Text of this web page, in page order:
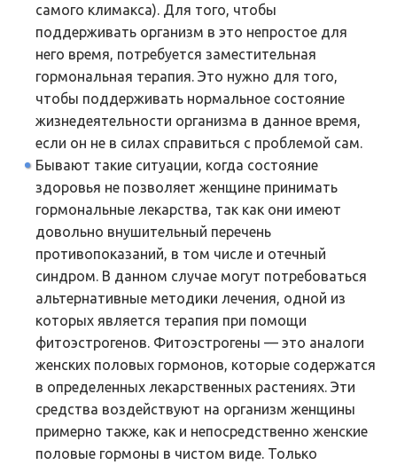
самого климакса). Для того, чтобы
поддерживать организм в это непростое для
него время, потребуется заместительная
гормональная терапия. Это нужно для того,
чтобы поддерживать нормальное состояние
жизнедеятельности организма в данное время,
если он не в силах справиться с проблемой сам.
Бывают такие ситуации, когда состояние
здоровья не позволяет женщине принимать
гормональные лекарства, так как они имеют
довольно внушительный перечень
противопоказаний, в том числе и отечный
синдром. В данном случае могут потребоваться
альтернативные методики лечения, одной из
которых является терапия при помощи
фитоэстрогенов. Фитоэстрогены — это аналоги
женских половых гормонов, которые содержатся
в определенных лекарственных растениях. Эти
средства воздействуют на организм женщины
примерно также, как и непосредственно женские
половые гормоны в чистом виде. Только